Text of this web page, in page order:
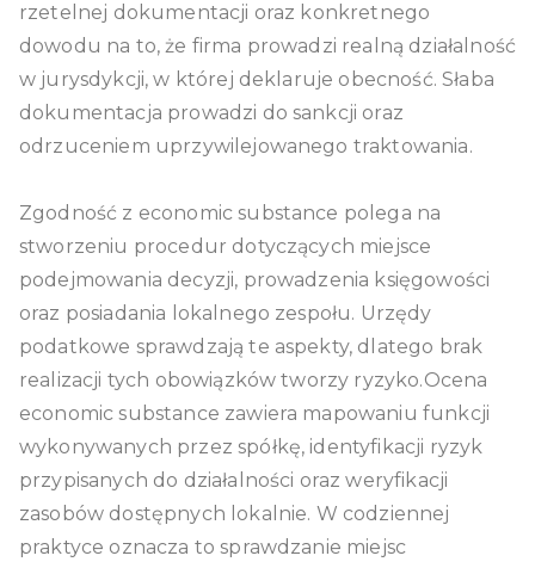
rzetelnej dokumentacji oraz konkretnego
dowodu na to, że firma prowadzi realną działalność
w jurysdykcji, w której deklaruje obecność. Słaba
dokumentacja prowadzi do sankcji oraz
odrzuceniem uprzywilejowanego traktowania.
Zgodność z economic substance polega na
stworzeniu procedur dotyczących miejsce
podejmowania decyzji, prowadzenia księgowości
oraz posiadania lokalnego zespołu. Urzędy
podatkowe sprawdzają te aspekty, dlatego brak
realizacji tych obowiązków tworzy ryzyko.Ocena
economic substance zawiera mapowaniu funkcji
wykonywanych przez spółkę, identyfikacji ryzyk
przypisanych do działalności oraz weryfikacji
zasobów dostępnych lokalnie. W codziennej
praktyce oznacza to sprawdzanie miejsc